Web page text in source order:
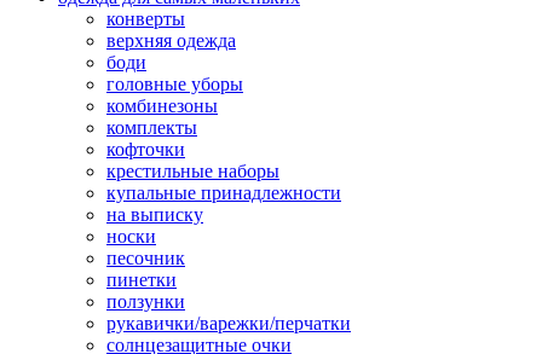
конверты
верхняя одежда
боди
головные уборы
комбинезоны
комплекты
кофточки
крестильные наборы
купальные принадлежности
на выписку
носки
песочник
пинетки
ползунки
рукавички/варежки/перчатки
солнцезащитные очки